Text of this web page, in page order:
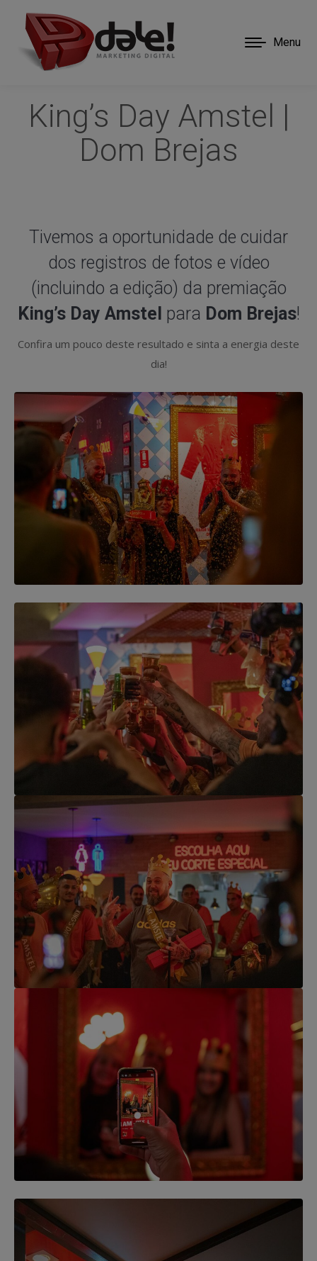
Menu
King’s Day Amstel |
Dom Brejas
Tivemos a oportunidade de cuidar
dos registros de fotos e vídeo
(incluindo a edição) da premiação
King’s Day Amstel para Dom Brejas!
Confira um pouco deste resultado e sinta a energia deste
dia!